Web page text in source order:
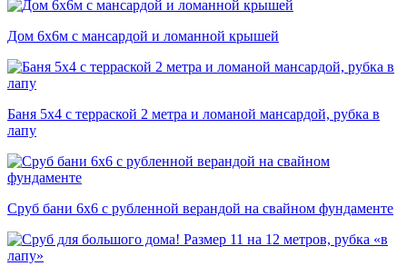
Дом 6х6м с мансардой и ломанной крышей
Баня 5х4 с терраской 2 метра и ломаной мансардой, рубка в
лапу
Сруб бани 6х6 с рубленной верандой на свайном фундаменте